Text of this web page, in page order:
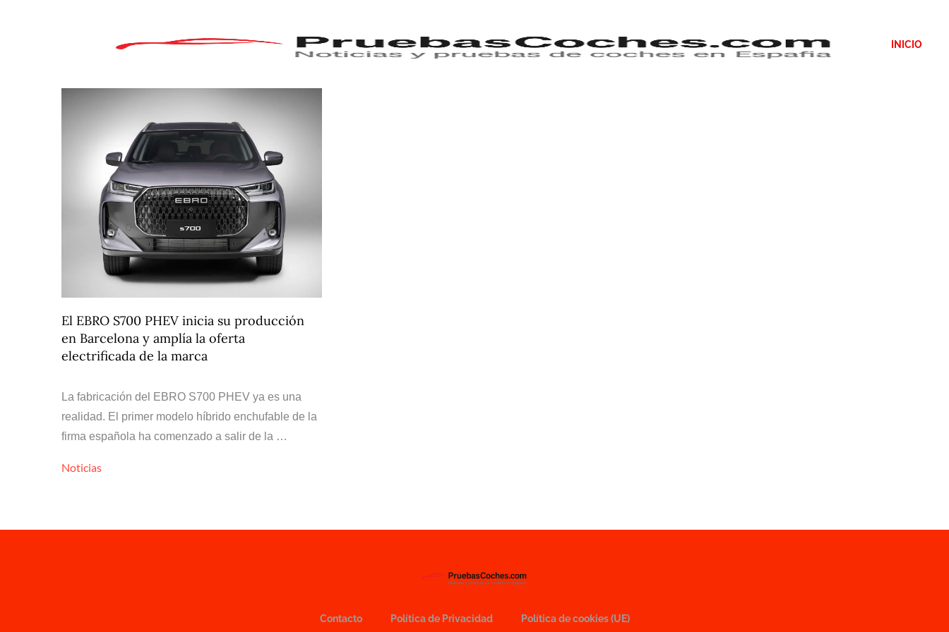
INICIO
El EBRO S700 PHEV inicia su producción
en Barcelona y amplía la oferta
electrificada de la marca
La fabricación del EBRO S700 PHEV ya es una
realidad. El primer modelo híbrido enchufable de la
firma española ha comenzado a salir de la …
Noticias
Contacto Política de Privacidad Política de cookies (UE)